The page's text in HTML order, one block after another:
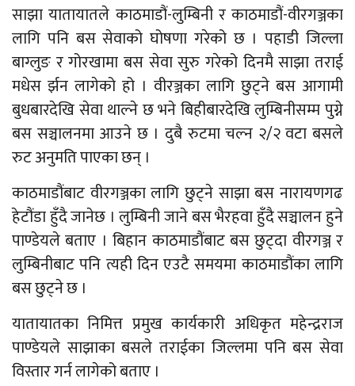
साझा यातायातले काठमाडौं-लुम्बिनी र काठमाडौं-वीरगञ्जका
लागि पनि बस सेवाको घोषणा गरेको छ । पहाडी जिल्ला
बाग्लुङ र गोरखामा बस सेवा सुरु गरेको दिनमै साझा तराई
मधेस र्झन लागेको हो । वीरञ्जका लागि छुट्ने बस आगामी
बुधबारदेखि सेवा थाल्ने छ भने बिहीबारदेखि लुम्बिनीसम्म पुग्ने
बस सञ्चालनमा आउने छ । दुबै रुटमा चल्न २/२ वटा बसले
रुट अनुमति पाएका छन् ।
काठमाडौंबाट वीरगञ्जका लागि छुट्ने साझा बस नारायणगढ
हेटौंडा हुँदै जानेछ । लुम्बिनी जाने बस भैरहवा हुँदै सञ्चालन हुने
पाण्डेयले बताए । बिहान काठमाडौंबाट बस छुट्दा वीरगञ्ज र
लुम्बिनीबाट पनि त्यही दिन एउटै समयमा काठमाडौंका लागि
बस छुट्ने छ ।
यातायातका निमित्त प्रमुख कार्यकारी अधिकृत महेन्द्रराज
पाण्डेयले साझाका बसले तराईका जिल्लमा पनि बस सेवा
विस्तार गर्न लागेको बताए ।